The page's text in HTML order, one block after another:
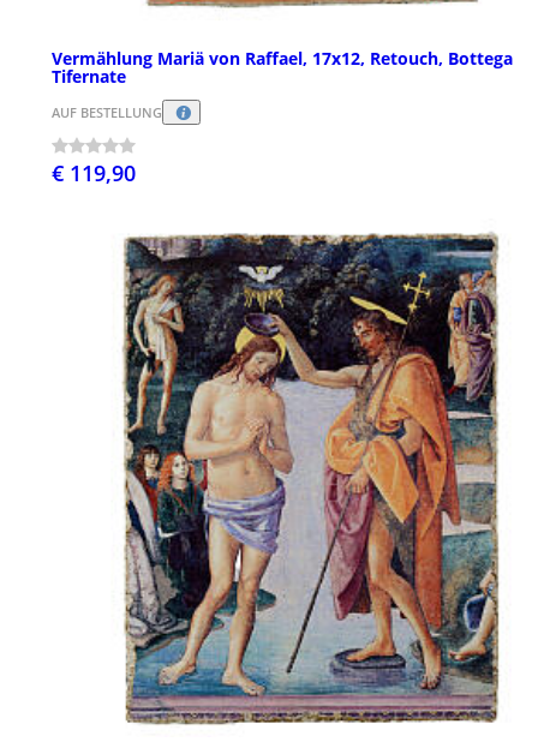
Vermählung Mariä von Raffael, 17x12, Retouch, Bottega
Tifernate
AUF BESTELLUNG
€ 119,90